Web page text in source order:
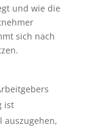
und wie die
sich nach
ist
auszugehen,